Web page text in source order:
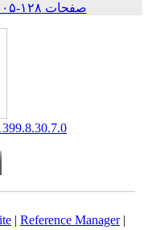
صفحات ۱۲۸-۱۰۵
|Reference Manager